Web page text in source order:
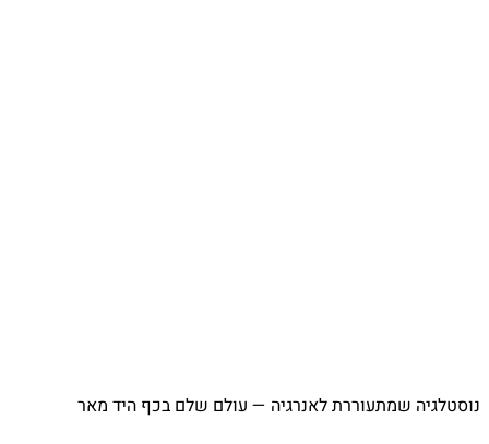
⁨ נוסטלגיה שמתעוררת לאנרגיה — עולם שלם בכף היד מאר